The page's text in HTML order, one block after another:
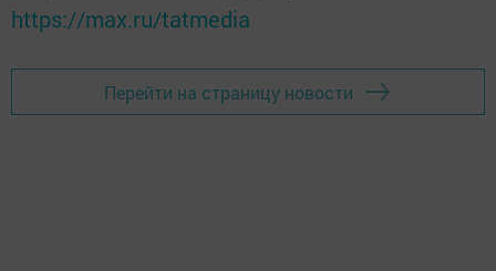
https://max.ru/tatmedia
Перейти на страницу новости